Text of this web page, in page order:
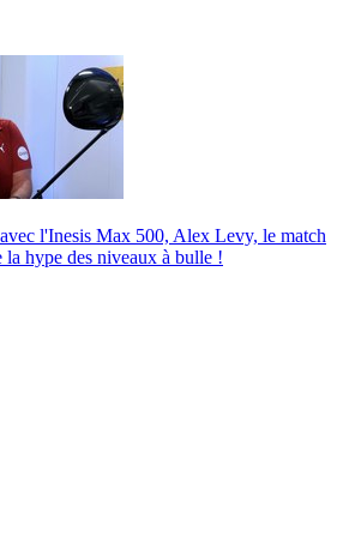
l'Inesis Max 500, Alex Levy, le match
la hype des niveaux à bulle !